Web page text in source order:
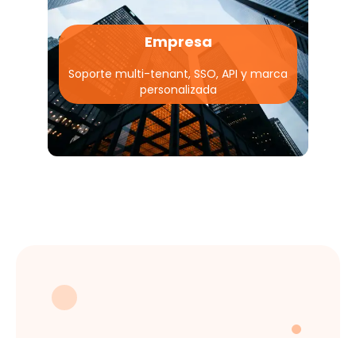
Empresa
Soporte multi-tenant, SSO, API y marca
personalizada